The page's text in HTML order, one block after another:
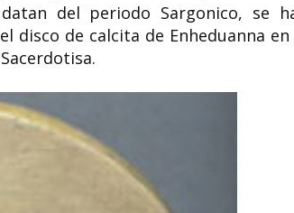
del periodo Sargonico, se
disco de calcita de Enheduanna en